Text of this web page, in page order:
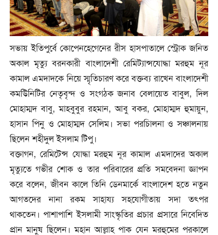
সভায় ই‌তিপু‌র্বে কো‌পেন‌হে‌গে‌নের রীস হাসপাতা‌লে স্ট্রোক জনিত
অকাল মৃত‌্যু বরনকারী বাংলা‌দেশী রেমিট‌্যান্স‌যে‌াদ্ধা মরহুম নূর
কামাল এমদাদ‌কে ন‌ি‌য়ে স্মৃ‌তিচারণ ক‌রে বক্তব‌্য রা‌খেন বাংলা‌দেশী
কম‌উিন‌ি‌টির নেতৃবৃন্দ ও সংগঠক জনাব বেলা‌য়েত বাবুল, দিল
মোহাম্মদ বাবু, মাহবুবুর রহমান, আবু বকর, মোহাম্মদ হুমায়ুন,
হাসান পিনু ও মোহাম্মদ সে‌লিম। সভা পর‌চিালনা ও সঞ্চালনায়
ছি‌লেন শহীদুল ইসলাম টিপু।
বক্তাগন, রে‌মি‌টেন্স যোদ্ধা মরহুম নূর কামা‌ল এমদা‌দের অকাল
মৃত‌্যু‌তে গভীর শোক ও তার পরিবা‌রের প্রতি সম‌বেদনা জ্ঞাপন
ক‌রে ব‌লেন, জীবন কা‌লে তি‌নি ডেনমা‌র্কে বাংলাদেশ হ‌তে নতুন
আগত‌দের নানা রকম সাহায‌্য সহ‌যোগীতায় সদা তৎপর
থাক‌তেন। পাশাপা‌শি ইসলামী সাংস্কৃ‌তির প্রচার প্রসা‌রে নি‌বে‌দিত
প্রান মানুষ ছি‌লেন। মহান আল্লাহ পাক যেন মরহু‌মের পরকা‌লে